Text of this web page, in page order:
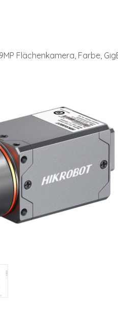
Flächenkamera, Farbe,